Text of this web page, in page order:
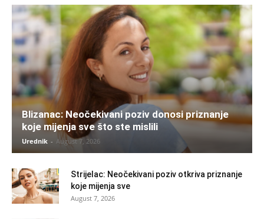
Blizanac: Neočekivani poziv donosi priznanje
koje mijenja sve što ste mislili
Urednik - August 7, 2026
Strijelac: Neočekivani poziv otkriva priznanje
koje mijenja sve
August 7, 2026